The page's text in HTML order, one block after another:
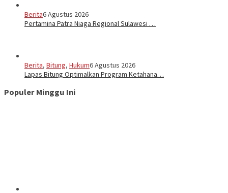
Berita6 Agustus 2026
Pertamina Patra Niaga Regional Sulawesi …
Berita, Bitung, Hukum6 Agustus 2026
Lapas Bitung Optimalkan Program Ketahana…
Populer Minggu Ini